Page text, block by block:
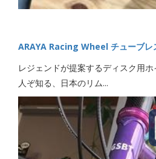
ARAYA Racing Wheel チューブレ
レジェンドが提案するディスク用
人ぞ知る、日本のリム...